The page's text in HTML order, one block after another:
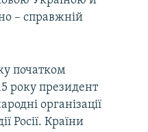
– справжній
початком
року президент
організації
Росії. Країни